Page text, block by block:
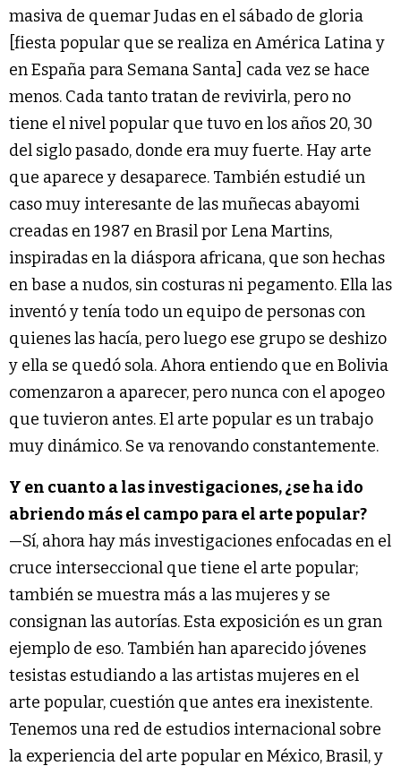
masiva de quemar Judas en el sábado de gloria
[fiesta popular que se realiza en América Latina y
en España para Semana Santa] cada vez se hace
menos. Cada tanto tratan de revivirla, pero no
tiene el nivel popular que tuvo en los años 20, 30
del siglo pasado, donde era muy fuerte. Hay arte
que aparece y desaparece. También estudié un
caso muy interesante de las muñecas abayomi
creadas en 1987 en Brasil por Lena Martins,
inspiradas en la diáspora africana, que son hechas
en base a nudos, sin costuras ni pegamento. Ella las
inventó y tenía todo un equipo de personas con
quienes las hacía, pero luego ese grupo se deshizo
y ella se quedó sola. Ahora entiendo que en Bolivia
comenzaron a aparecer, pero nunca con el apogeo
que tuvieron antes. El arte popular es un trabajo
muy dinámico. Se va renovando constantemente.
Y en cuanto a las investigaciones, ¿se ha ido
abriendo más el campo para el arte popular?
—Sí, ahora hay más investigaciones enfocadas en el
cruce interseccional que tiene el arte popular;
también se muestra más a las mujeres y se
consignan las autorías. Esta exposición es un gran
ejemplo de eso. También han aparecido jóvenes
tesistas estudiando a las artistas mujeres en el
arte popular, cuestión que antes era inexistente.
Tenemos una red de estudios internacional sobre
la experiencia del arte popular en México, Brasil, y